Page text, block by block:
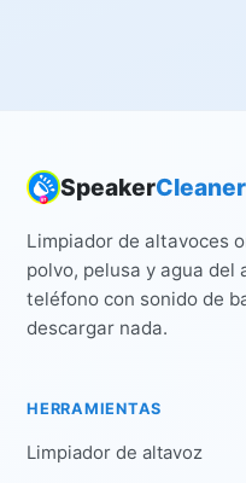
SpeakerCleaner
Limpiador de altavoces
polvo, pelusa y agua del
teléfono con sonido de
descargar nada.
HERRAMIENTAS
Limpiador de altavoz